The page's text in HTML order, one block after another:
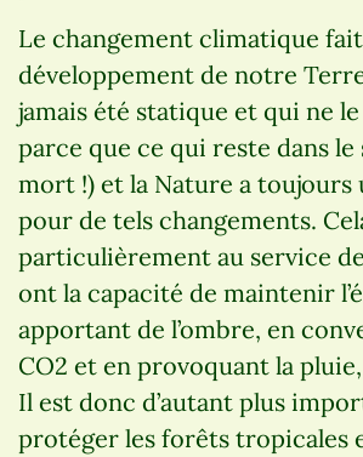
Le changement climatique
développement de notre Terre
jamais été statique et qui ne le
parce que ce qui reste dans
mort !) et la Nature a toujours
pour de tels changements.
particulièrement au service
ont la capacité de maintenir
apportant de l’ombre, en
CO2 et en provoquant la
Il est donc d’autant plus
protéger les forêts tropicales